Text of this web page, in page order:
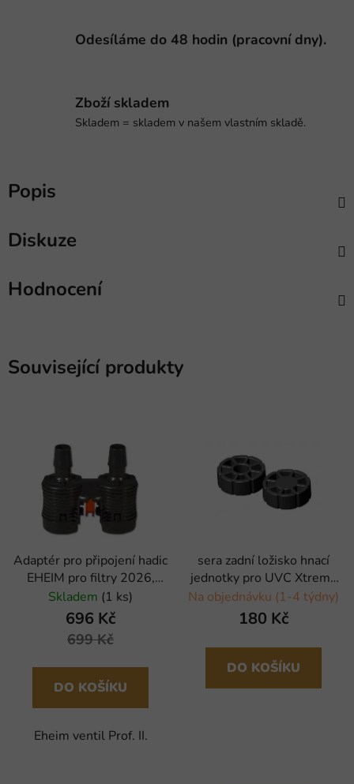
Odesíláme do 48 hodin (pracovní dny).
Zboží skladem
Skladem = skladem v našem vlastním skladě.
Popis
Diskuze
Hodnocení
Související produkty
Adaptér pro připojení hadic
EHEIM pro filtry 2026,
2028, 2126, 2128
Skladem (1 ks)
696 Kč
699 Kč
DO KOŠÍKU
Eheim ventil Prof. II.
sera zadní ložisko hnací
jednotky pro UVC Xtreme
800/ 1200 - 2 ks
Na objednávku (1-4 týdny)
180 Kč
DO KOŠÍKU